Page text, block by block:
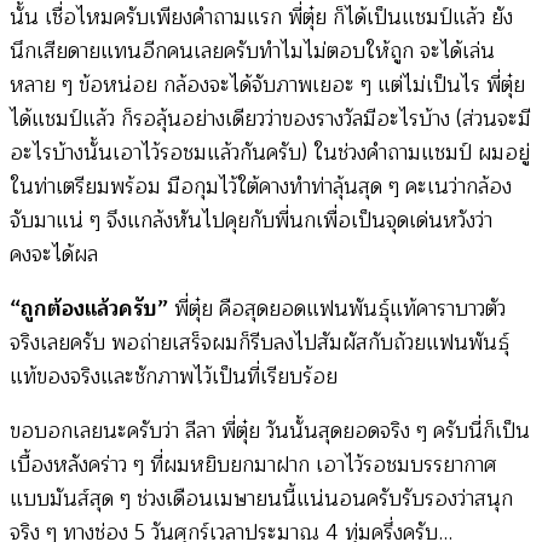
นั้น เชื่อไหมครับเพียงคำถามแรก พี่ตุ๋ย ก็ได้เป็นแชมป์แล้ว ยัง
นึกเสียดายแทนอีกคนเลยครับทำไมไม่ตอบให้ถูก จะได้เล่น
หลาย ๆ ข้อหน่อย กล้องจะได้จับภาพเยอะ ๆ แต่ไม่เป็นไร พี่ตุ๋ย
ได้แชมป์แล้ว ก็รอลุ้นอย่างเดียวว่าของรางวัลมีอะไรบ้าง (ส่วนจะมี
อะไรบ้างนั้นเอาไว้รอชมแล้วกันครับ) ในช่วงคำถามแชมป์ ผมอยู่
ในท่าเตรียมพร้อม มือกุมไว้ใต้คางทำท่าลุ้นสุด ๆ คะเนว่ากล้อง
จับมาแน่ ๆ จึงแกล้งหันไปคุยกับพี่นกเพื่อเป็นจุดเด่นหวังว่า
คงจะได้ผล
“ถูกต้องแล้วครับ”พี่ตุ๋ย คือสุดยอดแฟนพันธุ์แท้คาราบาวตัว
จริงเลยครับ พอถ่ายเสร็จผมก็รีบลงไปสัมผัสกับถ้วยแฟนพันธุ์
แท้ของจริงและชักภาพไว้เป็นที่เรียบร้อย
ขอบอกเลยนะครับว่า ลีลา พี่ตุ๋ย วันนั้นสุดยอดจริง ๆ ครับนี่ก็เป็น
เบื้องหลังคร่าว ๆ ที่ผมหยิบยกมาฝาก เอาไว้รอชมบรรยากาศ
แบบมันส์สุด ๆ ช่วงเดือนเมษายนนี้แน่นอนครับรับรองว่าสนุก
จริง ๆ ทางช่อง 5 วันศุกร์เวลาประมาณ 4 ทุ่มครึ่งครับ…